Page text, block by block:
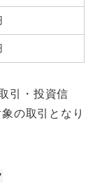
引・投資信
の取引となり